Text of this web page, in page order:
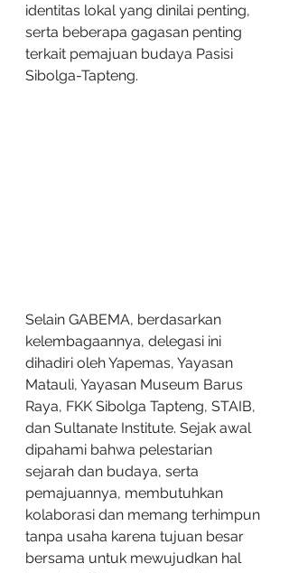
identitas lokal yang dinilai penting,
serta beberapa gagasan penting
terkait pemajuan budaya Pasisi
Sibolga-Tapteng.
Selain GABEMA, berdasarkan
kelembagaannya, delegasi ini
dihadiri oleh Yapemas, Yayasan
Matauli, Yayasan Museum Barus
Raya, FKK Sibolga Tapteng, STAIB,
dan Sultanate Institute. Sejak awal
dipahami bahwa pelestarian
sejarah dan budaya, serta
pemajuannya, membutuhkan
kolaborasi dan memang terhimpun
tanpa usaha karena tujuan besar
bersama untuk mewujudkan hal